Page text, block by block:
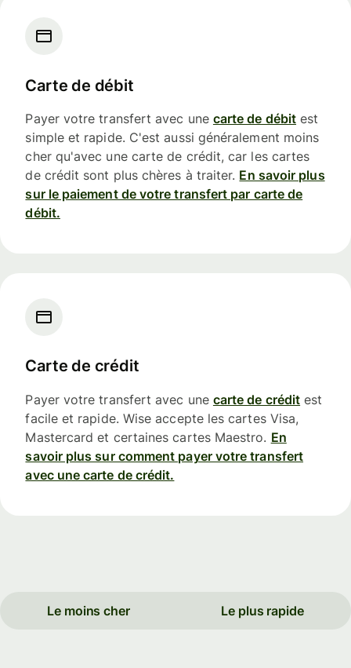
Carte de débit
Payer votre transfert avec une carte de débit est
simple et rapide. C'est aussi généralement moins
cher qu'avec une carte de crédit, car les cartes
de crédit sont plus chères à traiter. En savoir plus
sur le paiement de votre transfert par carte de
débit.
Carte de crédit
Payer votre transfert avec une carte de crédit est
facile et rapide. Wise accepte les cartes Visa,
Mastercard et certaines cartes Maestro. En
savoir plus sur comment payer votre transfert
avec une carte de crédit.
Le moins cher Le plus rapide